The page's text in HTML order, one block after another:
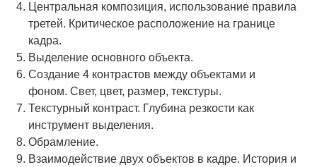
Центральная композиция, использование правила
третей. Критическое расположение на границе
кадра.
Выделение основного объекта.
Создание 4 контрастов между объектами и
фоном. Свет, цвет, размер, текстуры.
Текстурный контраст. Глубина резкости как
инструмент выделения.
Обрамление.
Взаимодействие двух объектов в кадре. История и